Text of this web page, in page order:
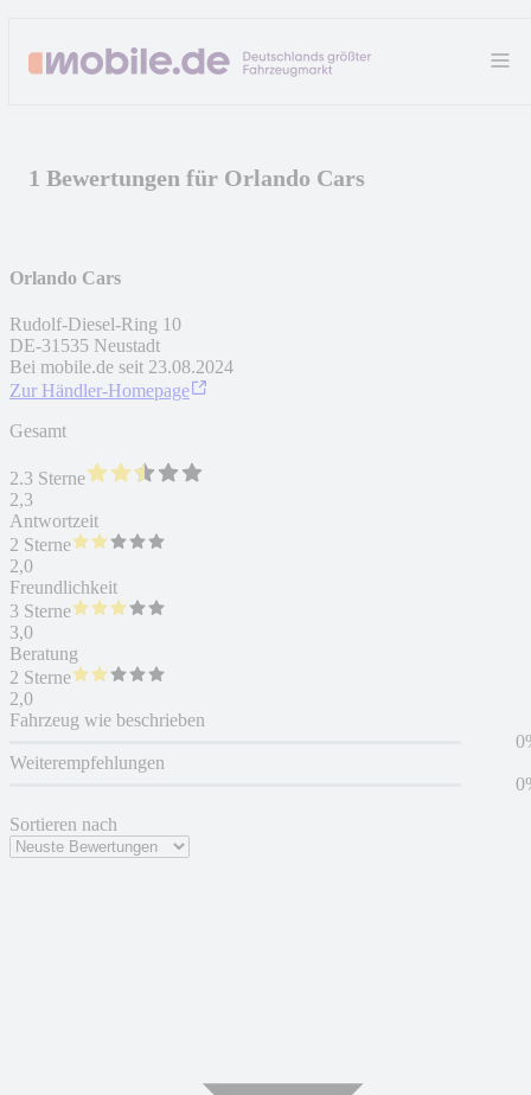
1 Bewertungen für Orlando Cars
Sortieren nach
Orlando Cars
Rudolf-Diesel-Ring 10
DE-31535 Neustadt
Bei mobile.de seit 23.08.2024
Zur Händler-Homepage
Gesamt
2.3 Sterne
2,3
Antwortzeit
2 Sterne
2,0
Freundlichkeit
3 Sterne
3,0
Beratung
2 Sterne
2,0
Fahrzeug wie beschrieben
Weiterempfehlungen